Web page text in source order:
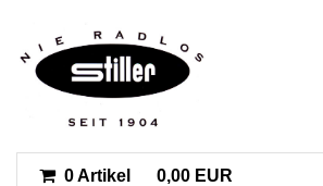
0 Artikel 0,00 EUR